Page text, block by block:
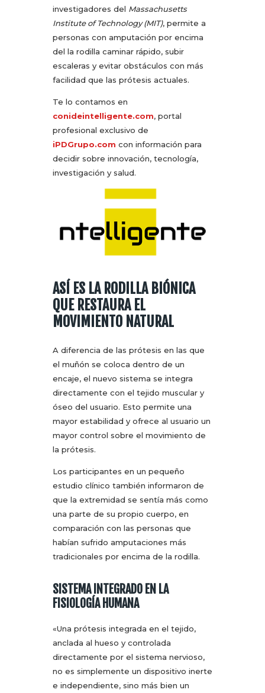
investigadores del Massachusetts
Institute of Technology (MIT), permite a
personas con amputación por encima
del la rodilla caminar rápido, subir
escaleras y evitar obstáculos con más
facilidad que las prótesis actuales.
Te lo contamos en
conideintelligente.com, portal
profesional exclusivo de
iPDGrupo.com con información para
decidir sobre innovación, tecnología,
investigación y salud.
ASÍ ES LA RODILLA BIÓNICA
QUE RESTAURA EL
MOVIMIENTO NATURAL
A diferencia de las prótesis en las que
el muñón se coloca dentro de un
encaje, el nuevo sistema se integra
directamente con el tejido muscular y
óseo del usuario. Esto permite una
mayor estabilidad y ofrece al usuario un
mayor control sobre el movimiento de
la prótesis.
Los participantes en un pequeño
estudio clínico también informaron de
que la extremidad se sentía más como
una parte de su propio cuerpo, en
comparación con las personas que
habían sufrido amputaciones más
tradicionales por encima de la rodilla.
SISTEMA INTEGRADO EN LA
FISIOLOGÍA HUMANA
«Una prótesis integrada en el tejido,
anclada al hueso y controlada
directamente por el sistema nervioso,
no es simplemente un dispositivo inerte
e independiente, sino más bien un